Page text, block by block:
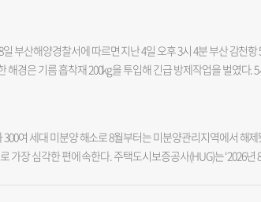
려해, 관중석에 그늘이 지도록 설계했다. 또 관람석 벽면을 따라
야구장에서 여름철마다 폭염에 취약하다는 팬들의 원망이 나
했다. 올해는 천막형에서 대형 컨테이너로 바꾸고 냉방기를
무더위가 심해져, 온열질환자가 한 명도 나오지 않게 하려면 매
으로도 관중들이 폭염으로 인해 해를 입지 않도록 최선을 다하
명했다. 그러면서 “보상안 등 계획을 세우고 고객 대상으로 현재
. 일각에서 제기되는 계약금 미환급 우려에는 “계약금을 돌려주
는 법적 대응을 검토하고 있다. 예식장 예약자 A 씨는 “많은 예
못 치르는 상황까지 발생했다”고 말했다. 그러면서 “계약자
는 진 의원의 사과를 받아들이며, 그보다 중요한 것은 이 사건으
“처음에는 황당했지만, 진 의원이나 서 의원이 내 사건의 직접
오지도 않았다”며 “내 역할은 우리 주변에 숨어있는 피해자들
또 읽었다”며 “피해자들을 지켜달라는 목소리가 이렇게 묻혀버
하는 목소리가 나오는 데 대해서는 “더불어민주당이 주최한 토
고 있지 않았다. 나는 누구도 아닌 피해자 편에 서고 싶다”고 말
연대를 위한 배지 등을 선물했다. 그러면서 김 씨는 범죄 피해
의 여름 축제로 올해 2회째다. 그러나 시선은 곱지 않다. 폭염
진행하겠다는 답변만 받았을 뿐이다. 밀양은 경남에서 특히 농
불진화차량을 빌려 무안면 일대 논밭에 농업용수를 공급하는
도 높아 지난 2일에는 윤호중 행안부 장관이 직접 밀양을 방문해
대책을 논의했고, 5일에는 금한승 기후에너지환경부 차관이
경남도도 행정안전부 특별교부세 32억 5000만 원과 농림축산
부산해양경찰서에 따르면 지난 4일 오후 3시 4분 부산 감천항
경은 기름 흡착재 200kg을 투입해 긴급 방제작업을 벌였다. 5
. 해경은 A 호 관계자 등을 대상으로 기름 유출 경위를 조사 중
여 세대 미분양 해소로 8월부터는 미분양관리지역에서 해제
가장 심각한 편에 속한다. 주택도시보증공사(HUG)는 ‘2026년